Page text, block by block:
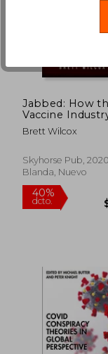
45%
dcto.
Jabbed: How
Vaccine
Medical
Establishment,
to you and Your
Family (en
Brett Wilcox
Skyhorse Pub,
Blanda, Nuevo